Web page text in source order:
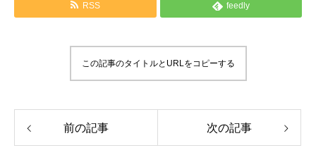
RSS feedly
この記事のタイトルとURLをコピーする
前の記事 次の記事